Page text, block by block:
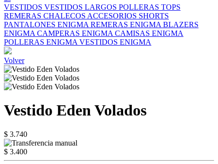
VESTIDOS VESTIDOS LARGOS POLLERAS TOPS
REMERAS CHALECOS ACCESORIOS SHORTS
PANTALONES ENIGMA REMERAS ENIGMA BLAZERS
ENIGMA CAMPERAS ENIGMA CAMISAS ENIGMA
POLLERAS ENIGMA VESTIDOS ENIGMA
Volver
Vestido Eden Volados
$ 3.740
$ 3.400